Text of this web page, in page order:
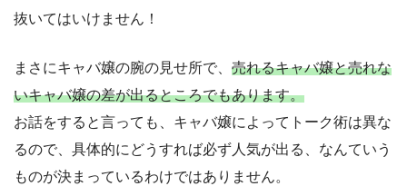
抜いてはいけません！
まさにキャバ嬢の腕の見せ所で、 売れるキャバ嬢と売れな
いキャバ嬢の差が出るところでもあります。
お話をすると言っても、キャバ嬢によってトーク術は異な
るので、具体的にどうすれば必ず人気が出る、なんていう
ものが決まっているわけではありません。